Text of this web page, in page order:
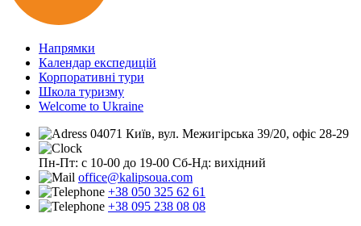
Напрямки
Календар експедицій
Корпоративні тури
Школа туризму
Welcome to Ukraine
04071 Київ, вул. Межигірська 39/20, офіс 28-29
Пн-Пт: с 10-00 до 19-00 Сб-Нд: вихідний
office@kalipsoua.com
+38 050 325 62 61
+38 095 238 08 08